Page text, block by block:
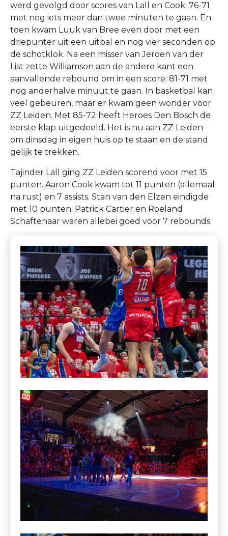
werd gevolgd door scores van Lall en Cook: 76-71
met nog iets meer dan twee minuten te gaan. En
toen kwam Luuk van Bree even door met een
driepunter uit een uitbal en nog vier seconden op
de schotklok. Na een misser van Jeroen van der
List zette Williamson aan de andere kant een
aanvallende rebound om in een score: 81-71 met
nog anderhalve minuut te gaan. In basketbal kan
veel gebeuren, maar er kwam geen wonder voor
ZZ Leiden. Met 85-72 heeft Heroes Den Bosch de
eerste klap uitgedeeld. Het is nu aan ZZ Leiden
om dinsdag in eigen huis op te staan en de stand
gelijk te trekken.
Tajinder Lall ging ZZ Leiden scorend voor met 15
punten. Aaron Cook kwam tot 11 punten (allemaal
na rust) en 7 assists. Stan van den Elzen eindigde
met 10 punten. Patrick Cartier en Roeland
Schaftenaar waren allebei goed voor 7 rebounds.